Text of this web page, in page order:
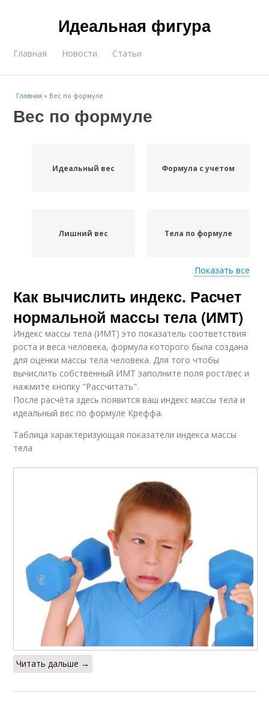
Идеальная фигура
Главная Новости Статьи
Главная » Вес по формуле
Вес по формуле
Идеальный вес Формула с учетом
Лишний вес Тела по формуле
Веса по возрасту Веса с учетом
Формула для женщин Нормальный вес
формулам
Здоровый вес
Показать все
Как вычислить индекс. Расчет
нормальной массы тела (ИМТ)
Индекс массы тела (ИМТ) это показатель соответствия
роста и веса человека, формула которого была создана
для оценки массы тела человека. Для того чтобы
вычислить собственный ИМТ заполните поля рост/вес и
нажмите кнопку "Рассчитать".
После расчёта здесь появится ваш индекс массы тела и
идеальный вес по формуле Креффа.
Таблица характеризующая показатели индекса массы
тела
Читать дальше →